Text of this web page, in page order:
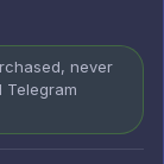
never
Telegram